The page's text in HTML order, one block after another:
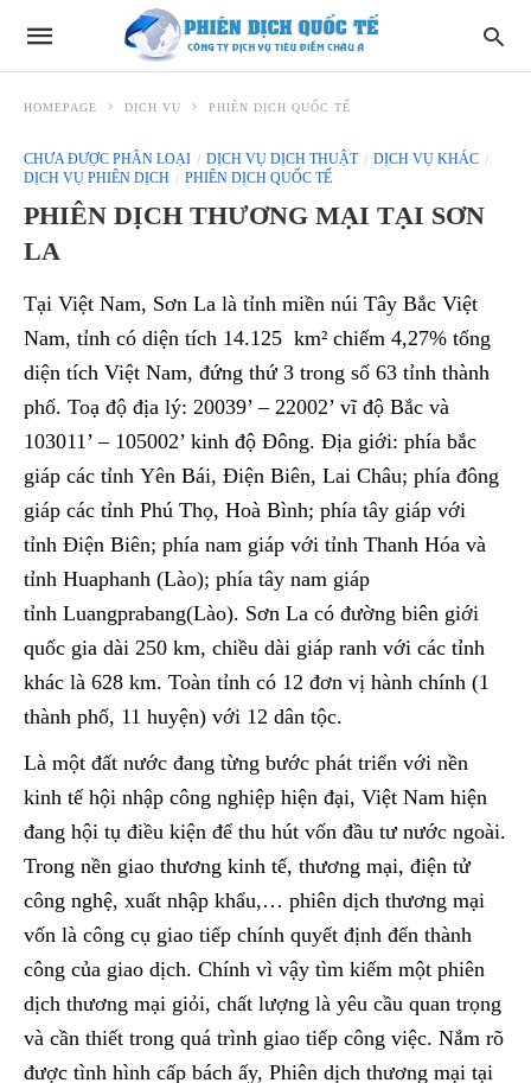
HOMEPAGE DỊCH VỤ PHIÊN DỊCH QUỐC TẾ
CHƯA ĐƯỢC PHÂN LOẠI DỊCH VỤ DỊCH THUẬT
DỊCH VỤ KHÁC
DỊCH VỤ PHIÊN DỊCH
PHIÊN DỊCH QUỐC TẾ
PHIÊN DỊCH THƯƠNG MẠI TẠI SƠN
LA
Tại Việt Nam, Sơn La là tỉnh miền núi Tây Bắc Việt
Nam, tỉnh có diện tích 14.125 km² chiếm 4,27% tổng
diện tích Việt Nam, đứng thứ 3 trong số 63 tỉnh thành
phố. Toạ độ địa lý: 20039’ – 22002’ vĩ độ Bắc và
103011’ – 105002’ kinh độ Đông. Địa giới: phía bắc
giáp các tỉnh Yên Bái, Điện Biên, Lai Châu; phía đông
giáp các tỉnh Phú Thọ, Hoà Bình; phía tây giáp với
tỉnh Điện Biên; phía nam giáp với tỉnh Thanh Hóa và
tỉnh Huaphanh (Lào); phía tây nam giáp
tỉnh Luangprabang(Lào). Sơn La có đường biên giới
quốc gia dài 250 km, chiều dài giáp ranh với các tỉnh
khác là 628 km. Toàn tỉnh có 12 đơn vị hành chính (1
thành phố, 11 huyện) với 12 dân tộc.
Là một đất nước đang từng bước phát triển với nền
kinh tế hội nhập công nghiệp hiện đại, Việt Nam hiện
đang hội tụ điều kiện để thu hút vốn đầu tư nước ngoài.
Trong nền giao thương kinh tế, thương mại, điện tử
công nghệ, xuất nhập khẩu,… phiên dịch thương mại
vốn là công cụ giao tiếp chính quyết định đến thành
công của giao dịch. Chính vì vậy tìm kiếm một phiên
dịch thương mại giỏi, chất lượng là yêu cầu quan trọng
và cần thiết trong quá trình giao tiếp công việc. Nắm rõ
được tình hình cấp bách ấy, Phiên dịch thương mại tại